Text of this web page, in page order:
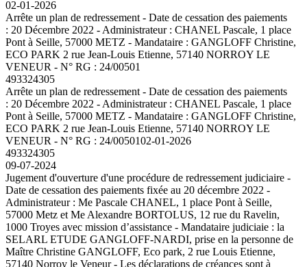
02-01-2026
Arrête un plan de redressement - Date de cessation des paiements
: 20 Décembre 2022 - Administrateur : CHANEL Pascale, 1 place
Pont à Seille, 57000 METZ - Mandataire : GANGLOFF Christine,
ECO PARK 2 rue Jean-Louis Etienne, 57140 NORROY LE
VENEUR - N° RG : 24/00501
493324305
Arrête un plan de redressement - Date de cessation des paiements
: 20 Décembre 2022 - Administrateur : CHANEL Pascale, 1 place
Pont à Seille, 57000 METZ - Mandataire : GANGLOFF Christine,
ECO PARK 2 rue Jean-Louis Etienne, 57140 NORROY LE
VENEUR - N° RG : 24/0050102-01-2026
493324305
09-07-2024
Jugement d'ouverture d'une procédure de redressement judiciaire -
Date de cessation des paiements fixée au 20 décembre 2022 -
Administrateur : Me Pascale CHANEL, 1 place Pont à Seille,
57000 Metz et Me Alexandre BORTOLUS, 12 rue du Ravelin,
1000 Troyes avec mission d’assistance - Mandataire judiciaie : la
SELARL ETUDE GANGLOFF-NARDI, prise en la personne de
Maître Christine GANGLOFF, Eco park, 2 rue Louis Etienne,
57140 Norroy le Veneur - Les déclarations de créances sont à